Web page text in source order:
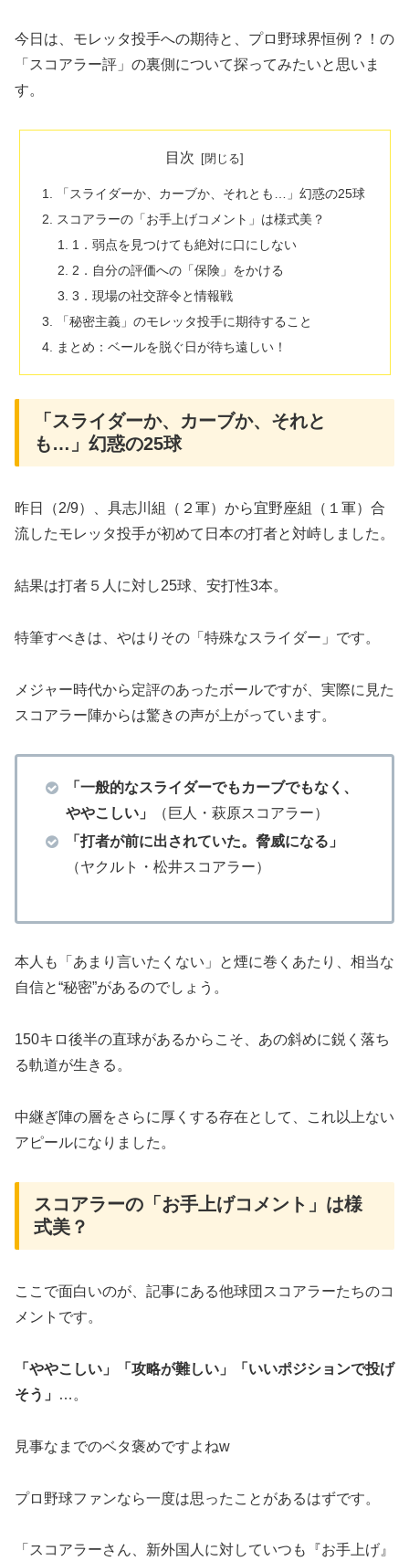
​今日は、モレッタ投手への期待と、プロ野球界恒例？！の
「スコアラー評」の裏側について探ってみたいと思いま
す。
目次
​「スライダーか、カーブか、それとも…」幻惑の25球
​スコアラーの「お手上げコメント」は様式美？
​1．弱点を見つけても絶対に口にしない
2．自分の評価への「保険」をかける
3．現場の社交辞令と情報戦
​「秘密主義」のモレッタ投手に期待すること
​まとめ：ベールを脱ぐ日が待ち遠しい！
​「スライダーか、カーブか、それと
も…」幻惑の25球
昨日（2/9）​、具志川組（２軍）から宜野座組（１軍）合
流したモレッタ投手が初めて日本の打者と対峙しました。
結果は打者５人に対し25球、安打性3本。
特筆すべきは、やはりその「特殊なスライダー」です。
​メジャー時代から定評のあったボールですが、実際に見た
スコアラー陣からは驚きの声が上がっています。
「一般的なスライダーでもカーブでもなく、
ややこしい」
（巨人・萩原スコアラー）
「打者が前に出されていた。脅威になる」
（ヤクルト・松井スコアラー）
​本人も「あまり言いたくない」と煙に巻くあたり、相当な
自信と“秘密”があるのでしょう。
150キロ後半の直球があるからこそ、あの斜めに鋭く落ち
る軌道が生きる。
中継ぎ陣の層をさらに厚くする存在として、これ以上ない
アピールになりました。
​スコアラーの「お手上げコメント」は様
式美？
​ここで面白いのが、記事にある他球団スコアラーたちのコ
メントです。
「ややこしい」「攻略が難しい」「いいポジションで投げ
そう」
…。
見事なまでのベタ褒めですよねw
​プロ野球ファンなら一度は思ったことがあるはずです。
「スコアラーさん、新外国人に対していつも『お手上げ』